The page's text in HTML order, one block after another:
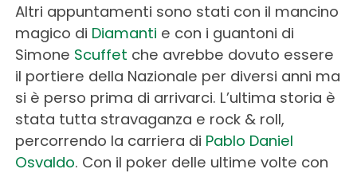
Altri appuntamenti sono stati con il mancino
magico di Diamanti e con i guantoni di
Simone Scuffet che avrebbe dovuto essere
il portiere della Nazionale per diversi anni ma
si è perso prima di arrivarci. L’ultima storia è
stata tutta stravaganza e rock & roll,
percorrendo la carriera di Pablo Daniel
Osvaldo. Con il poker delle ultime volte con